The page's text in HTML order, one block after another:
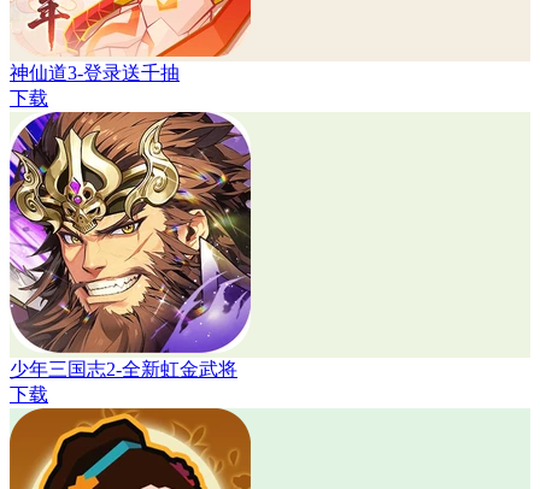
神仙道3-登录送千抽
下载
少年三国志2-全新虹金武将
下载